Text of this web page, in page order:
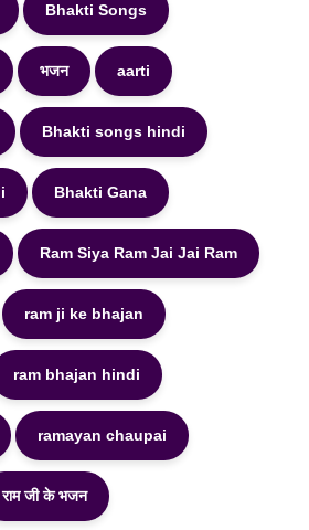
Bhakti Songs
भजन aarti
Bhakti songs hindi
Bhakti Gana
Ram Siya Ram Jai Jai Ram
ram ji ke bhajan
ram bhajan hindi
ramayan chaupai
राम जी के भजन